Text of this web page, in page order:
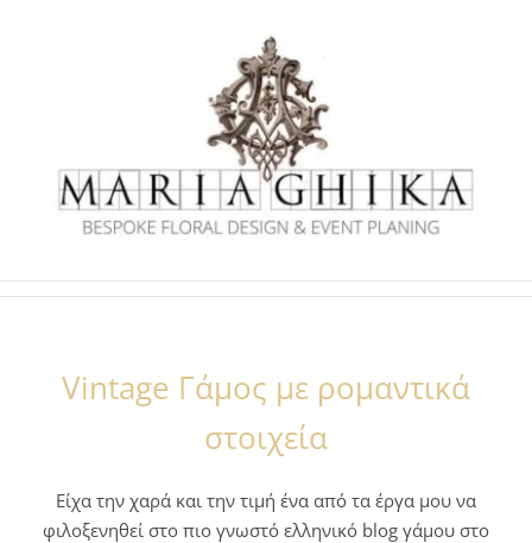
Vintage Γάμος με ρομαντικά
στοιχεία
Είχα την χαρά και την τιμή ένα από τα έργα μου να
φιλοξενηθεί στο πιο γνωστό ελληνικό blog γάμου στο